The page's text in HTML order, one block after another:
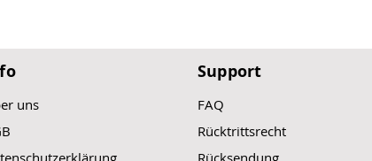
uns
Support
FAQ
Rücktrittsrecht